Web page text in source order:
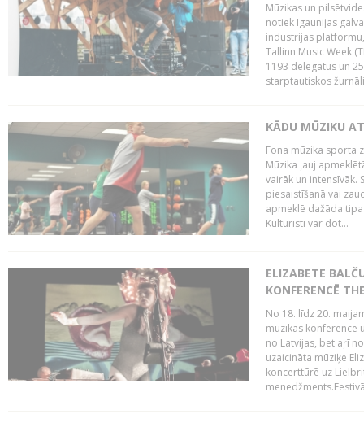
Mūzikas un
notiek Igaunijas
industrijas
Tallinn Music Week
1193 delegātus un
starptautiskos
KĀDU MŪZIKU
Fona mūzika sporta
Mūzika ļauj
vairāk un intensīvāk.
piesaistīšanā vai
apmeklē dažāda
Kultūristi var dot...
ELIZABETE
KONFERENCĒ
No 18. līdz 20.
mūzikas konference
no Latvijas, bet aŗī
uzaicināta mūziķe
koncerttūrē uz